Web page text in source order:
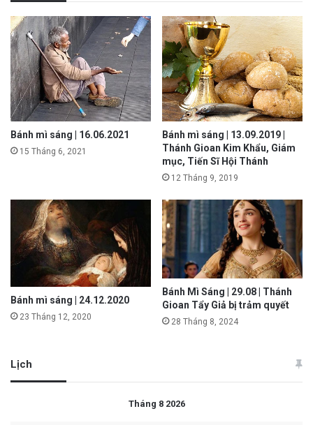
Bánh mì sáng | 16.06.2021
15 Tháng 6, 2021
Bánh mì sáng | 13.09.2019 |
Thánh Gioan Kim Khẩu, Giám
mục, Tiến Sĩ Hội Thánh
12 Tháng 9, 2019
Bánh mì sáng | 24.12.2020
23 Tháng 12, 2020
Bánh Mì Sáng | 29.08 | Thánh
Gioan Tẩy Giả bị trảm quyết
28 Tháng 8, 2024
Lịch
Tháng 8 2026